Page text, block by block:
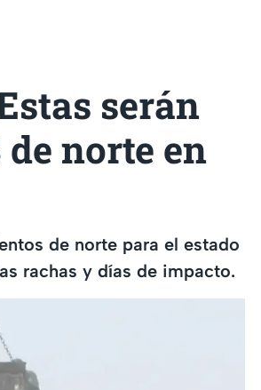
serán
norte en
de norte para el estado
rachas y días de impacto.